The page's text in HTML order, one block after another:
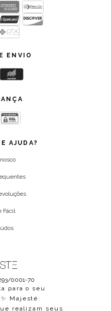
ENVIO
AJUDA?
Fácil
0001-70
para o seu
Majesté:
realizam seus